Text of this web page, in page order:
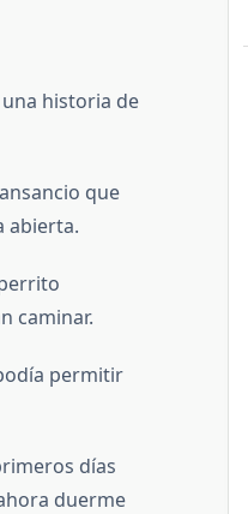
historia de
que
abierta.
caminar.
permitir
días
duerme